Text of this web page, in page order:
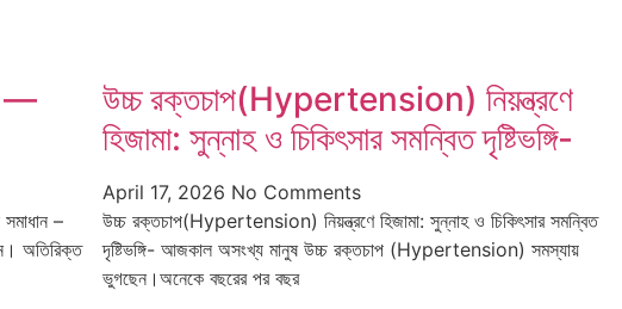
—
–
অতিরিক্ত
উচ্চ রক্তচাপ(Hypertension) নিয়ন্ত্রণে
হিজামা: সুন্নাহ ও চিকিৎসার সমন্বিত দৃষ্টিভঙ্গি-
April 17, 2026 No Comments
উচ্চ রক্তচাপ(Hypertension) নিয়ন্ত্রণে হিজামা: সুন্নাহ ও চিকিৎসার সমন্বিত
দৃষ্টিভঙ্গি- আজকাল অসংখ্য মানুষ উচ্চ রক্তচাপ (Hypertension) সমস্যায়
ভুগছেন।অনেকে বছরের পর বছর